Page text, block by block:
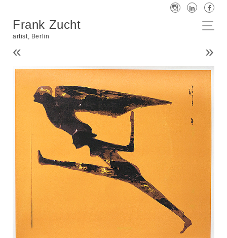
Frank Zucht
artist, Berlin
»
«